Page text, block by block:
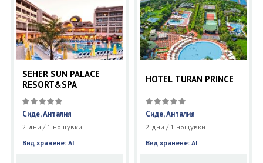
SEHER SUN PALACE
RESORT&SPA
Сиде, Анталия
2 дни / 1 нощувки
Вид хранене: AI
HOTEL TURAN PRINCE
Сиде, Анталия
2 дни / 1 нощувки
Вид хранене: AI